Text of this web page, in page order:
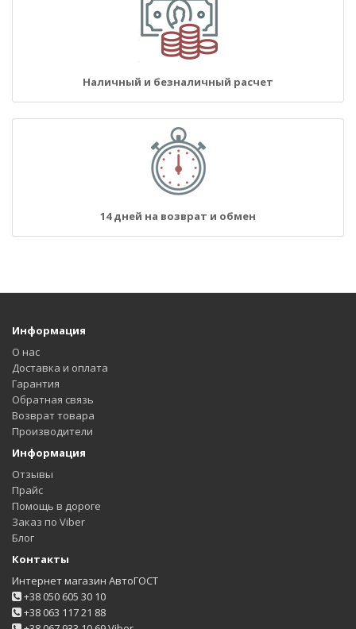
Наличный и безналичный расчет
14 дней на возврат и обмен
Информация
О нас
Доставка и оплата
Гарантия
Обратная связь
Возврат товара
Производители
Информация
Отзывы
Прайс
Помощь в дороге
Заказ по Viber
Блог
Контакты
Интернет магазин АвтоГОСТ
+38 050 605 30 10
+38 063 117 21 88